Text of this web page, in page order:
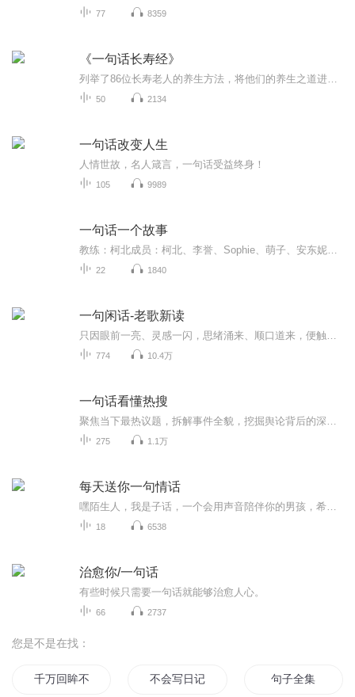
77 8359
《一句话长寿经》
50 2134
一句话改变人生
人情世故，名人箴言，一句话受益终身！
105 9989
一句话一个故事
22 1840
一句闲话-老歌新读
774 10.4万
一句话看懂热搜
275 1.1万
每天送你一句情话
18 6538
治愈你/一句话
有些时候只需要一句话就能够治愈人心。
66 2737
您是不是在找：
千万回眸不如一句你好 不会写日记 句子全集